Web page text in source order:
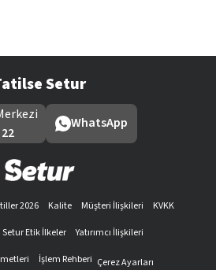
Setur
WhatsApp
2026 Kalite Müşteri İlişkileri
KVKK
Setur Etik İlkeler
Yatırımcı İlişkileri
İşlem Rehberi Çerez Ayarları